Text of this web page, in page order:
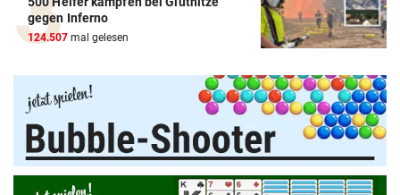
gegen Inferno
124.507 mal gelesen
Amazon-Kindle Vergleich
ZUM VERGLEICH
Apple-iPad Vergleich
ZUM VERGLEICH
Apple-iPhone Vergleich
ZUM VERGLEICH